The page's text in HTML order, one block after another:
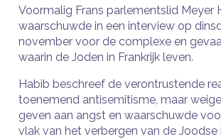
Voormalig Frans parlementslid Meyer
waarschuwde in een interview op
november voor de complexe en
waarin de Joden in Frankrijk leven.
Habib beschreef de verontrustende
toenemend antisemitisme, maar
geven aan angst en waarschuwde
vlak van het verbergen van de